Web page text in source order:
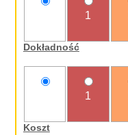
1
Dokładność
1
Koszt